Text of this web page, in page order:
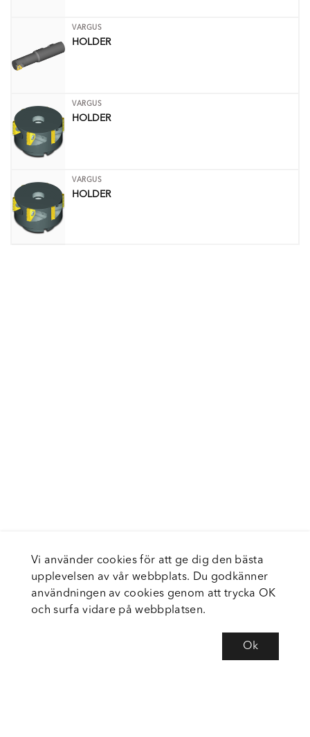
VARGUS
HOLDER
VARGUS
HOLDER
VARGUS
HOLDER
Vi använder cookies för att ge dig den bästa
upplevelsen av vår webbplats. Du godkänner
användningen av cookies genom att trycka OK
och surfa vidare på webbplatsen.
Ok